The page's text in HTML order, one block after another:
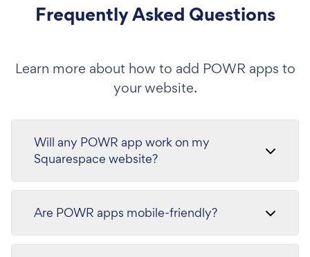
Frequently Asked Questions
Learn more about how to add POWR apps to
your website.
Will any POWR app work on my
Squarespace website?
Are POWR apps mobile-friendly?